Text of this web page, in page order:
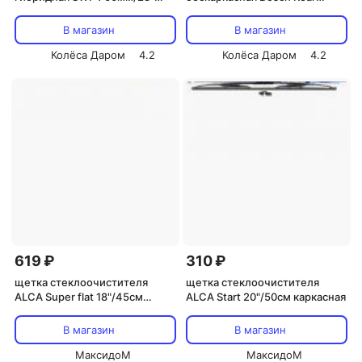
В магазин
Колёса Даром
4.2
В магазин
Колёса Даром
4.2
619 ₽
щетка стеклоочистителя
ALCA Super flat 18"/45см
В магазин
МаксидоМ
310 ₽
щетка стеклоочистителя
ALCA Start 20"/50см каркасная
В магазин
МаксидоМ